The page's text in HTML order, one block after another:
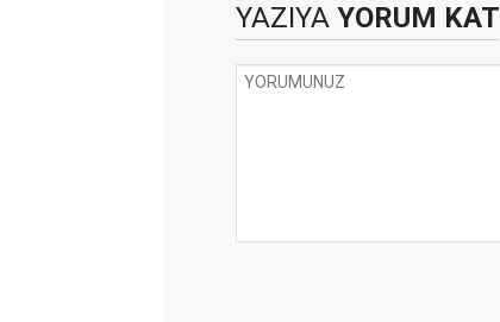
YAZIYA YORUM KAT